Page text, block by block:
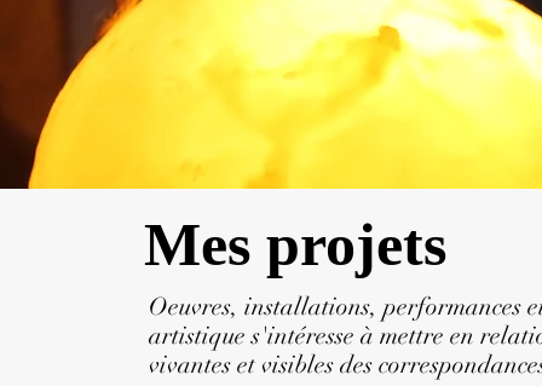
Mes projets
Oeuvres, installations, performances
artistique s'intéresse à mettre en
vivantes et visibles des